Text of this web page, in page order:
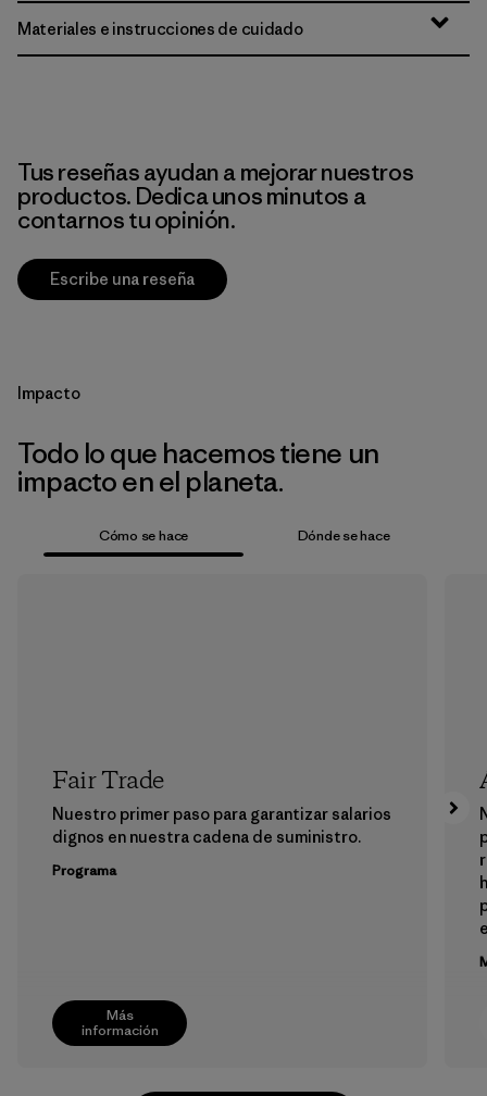
Materiales e instrucciones de cuidado
Tus reseñas ayudan a mejorar nuestros
productos. Dedica unos minutos a
contarnos tu opinión.
Escribe una reseña
Impacto
Todo lo que hacemos tiene un
impacto en el planeta.
Cómo se hace Dónde se hace
Más
información
Fair Trade
Nuestro primer paso para garantizar salarios
dignos en nuestra cadena de suministro.
Programa